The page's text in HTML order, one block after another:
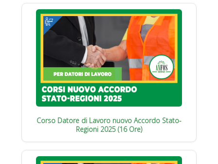
Corso Datore di Lavoro nuovo Accordo Stato-
Regioni 2025 (16 Ore)